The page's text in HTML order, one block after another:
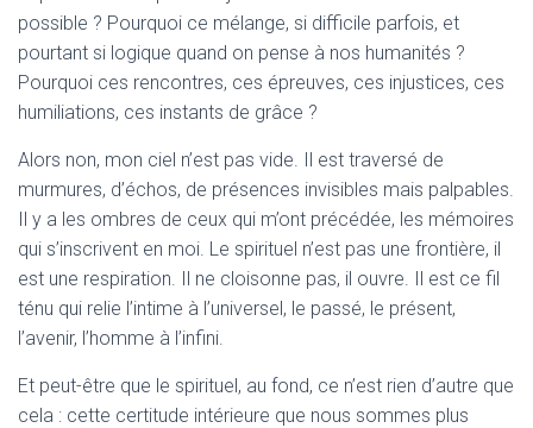
possible ? Pourquoi ce mélange, si difficile parfois, et
pourtant si logique quand on pense à nos humanités ?
Pourquoi ces rencontres, ces épreuves, ces injustices, ces
humiliations, ces instants de grâce ?
Alors non, mon ciel n’est pas vide. Il est traversé de
murmures, d’échos, de présences invisibles mais palpables.
Il y a les ombres de ceux qui m’ont précédée, les mémoires
qui s’inscrivent en moi. Le spirituel n’est pas une frontière, il
est une respiration. Il ne cloisonne pas, il ouvre. Il est ce fil
ténu qui relie l’intime à l’universel, le passé, le présent,
l’avenir, l’homme à l’infini.
Et peut-être que le spirituel, au fond, ce n’est rien d’autre que
cela : cette certitude intérieure que nous sommes plus